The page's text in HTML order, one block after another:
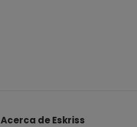
Acerca de Eskriss